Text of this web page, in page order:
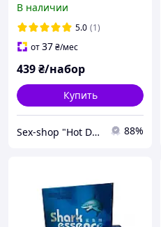
секса и железного стояка
В наличии
5.0 (1)
от37₴/мес
439₴/набор
Купить
Sex-shop "Hot Dreams" 88%